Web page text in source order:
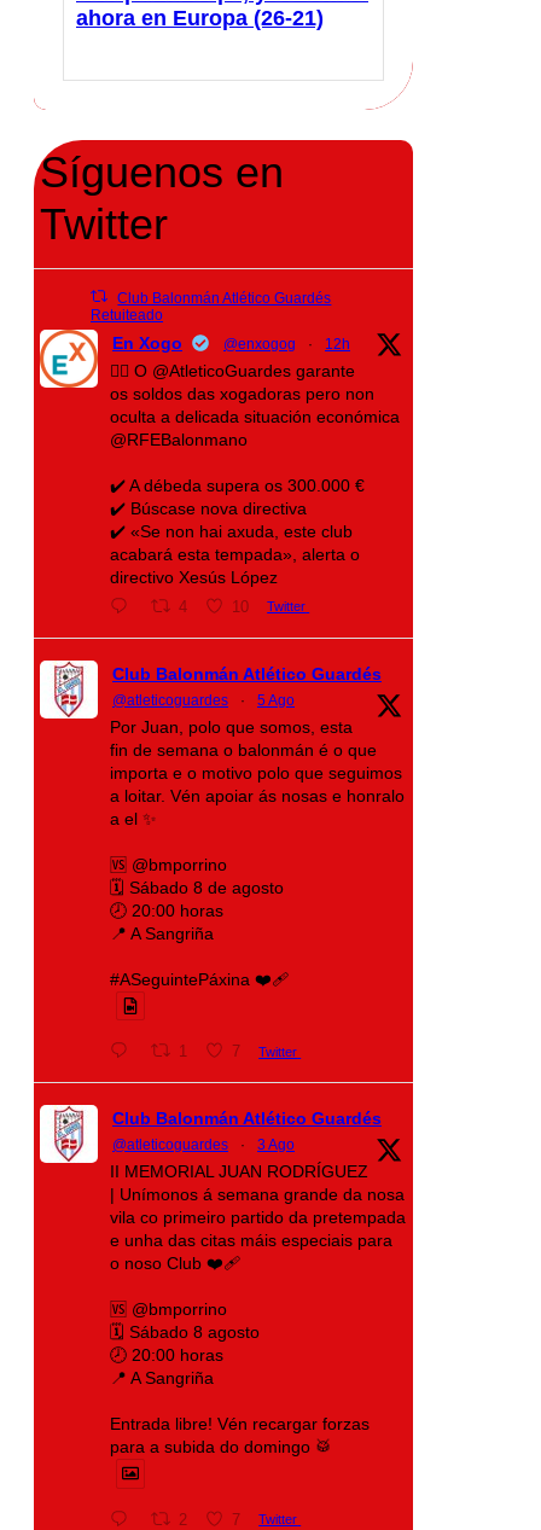
ahora en Europa (26-21)
Síguenos en
Twitter
Club Balonmán Atlético Guardés
Retuiteado
En Xogo @enxogog · 12h
🤾‍♀️ O @AtleticoGuardes garante
os soldos das xogadoras pero non
oculta a delicada situación económica
@RFEBalonmano
✔️ A débeda supera os 300.000 €
✔️ Búscase nova directiva
✔️ «Se non hai axuda, este club
acabará esta tempada», alerta o
directivo Xesús López
4 10 Twitter
Club Balonmán Atlético Guardés
@atleticoguardes · 5 Ago
Por Juan, polo que somos, esta
fin de semana o balonmán é o que
importa e o motivo polo que seguimos
a loitar. Vén apoiar ás nosas e honralo
a el ✨
🆚 @bmporrino
🗓️ Sábado 8 de agosto
🕗 20:00 horas
📍 A Sangriña
#ASeguintePáxina ❤️‍🩹
1 7 Twitter
Club Balonmán Atlético Guardés
@atleticoguardes · 3 Ago
II MEMORIAL JUAN RODRÍGUEZ
| Unímonos á semana grande da nosa
vila co primeiro partido da pretempada
e unha das citas máis especiais para
o noso Club ❤️‍🩹
🆚 @bmporrino
🗓️ Sábado 8 agosto
🕗 20:00 horas
📍 A Sangriña
Entrada libre! Vén recargar forzas
para a subida do domingo 🥁
2 7 Twitter